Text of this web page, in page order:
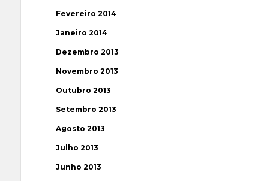
Fevereiro 2014
Janeiro 2014
Dezembro 2013
Novembro 2013
Outubro 2013
Setembro 2013
Agosto 2013
Julho 2013
Junho 2013